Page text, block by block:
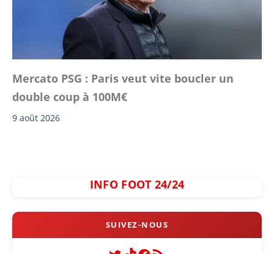
Mercato PSG : Paris veut vite boucler un
double coup à 100M€
9 août 2026
INFO FOOT 24/24